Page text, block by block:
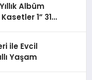
Albüm
1” 31
ile Evcil
Yaşam